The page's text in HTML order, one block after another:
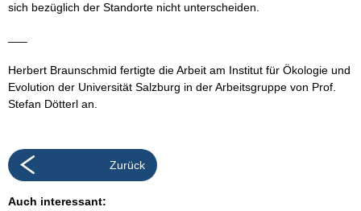
sich bezüglich der Standorte nicht unterscheiden.
Herbert Braunschmid fertigte die Arbeit am Institut für Ökologie und
Evolution der Universität Salzburg in der Arbeitsgruppe von Prof.
Stefan Dötterl an.
Zurück
Auch interessant: